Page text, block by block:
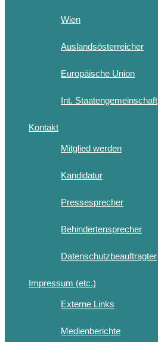
Wien
Auslandsösterreicher
Europäische Union
Int. Staatengemeinschaft
Kontakt
Mitglied werden
Kandidatur
Pressesprecher
Behindertensprecher
Datenschutzbeauftragter
Impressum (etc.)
Externe Links
Medienberichte